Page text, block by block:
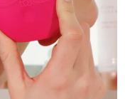
Lieferung8/13/26
Lieferung 8/10/26
Lieferung 8/14/26